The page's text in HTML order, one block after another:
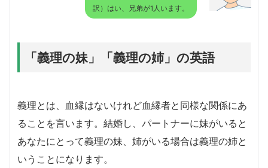
訳）はい、兄弟が1人います。
「義理の妹」「義理の姉」の英語
義理とは、血縁はないけれど血縁者と同様な関係にあ
ることを言います。結婚し、パートナーに妹がいると
あなたにとって義理の妹、姉がいる場合は義理の姉と
いうことになります。